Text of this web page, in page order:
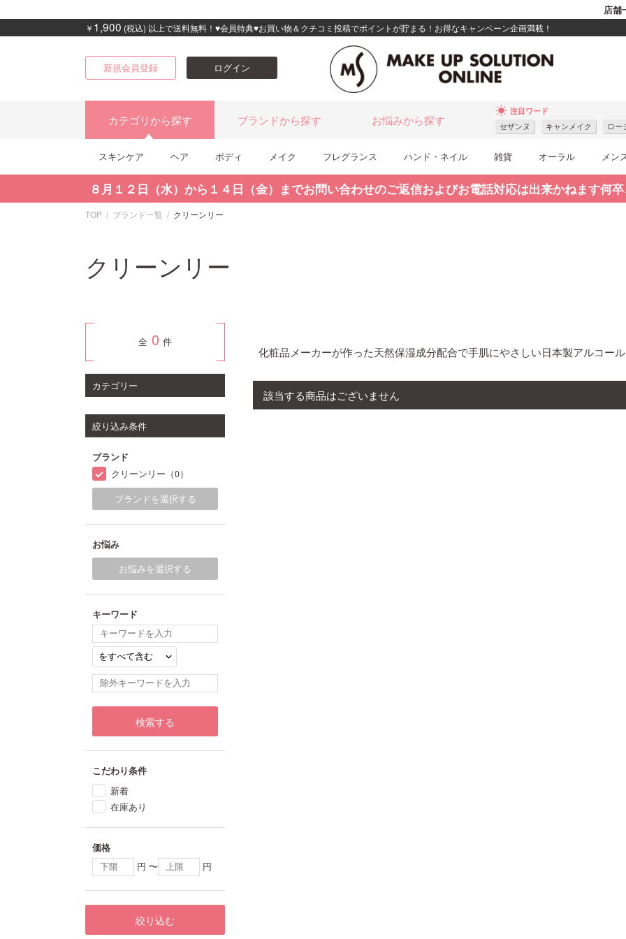
店舗
￥ 1,900 (税込) 以上で送料無料！♥会員特典♥お買い物＆クチコミ投稿でポイントが貯まる！お得なキャンペーン企画満載！
新規会員登録 ログイン
カテゴリから探す ブランドから探す お悩みから探す
wb_sunny 注目ワード
セザンヌ キャンメイク ロー
スキンケア ヘア ボディ メイク フレグランス ハンド・ネイル 雑貨 オーラル メン
８月１２日（水）から１４日（金）までお問い合わせのご返信およびお電話対応は出来かねます何
TOP ブランド一覧 クリーンリー
クリーンリー
化粧品メーカーが作った天然保湿成分配合で手肌にやさしい日本製アルコー
該当する商品はございません
全 0 件
カテゴリー
絞り込み条件
ブランド
クリーンリー（0）
ブランドを選択する
お悩み
お悩みを選択する
キーワード
検索する
こだわり条件
新着
在庫あり
価格
円 〜 円
絞り込む